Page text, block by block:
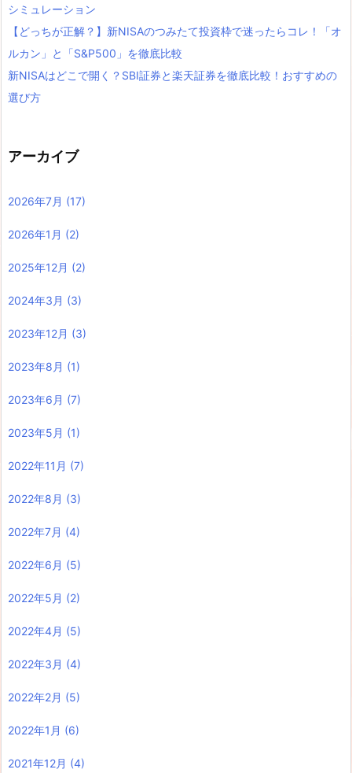
シミュレーション
【どっちが正解？】新NISAのつみたて投資枠で迷ったらコレ！「オ
ルカン」と「S&P500」を徹底比較
新NISAはどこで開く？SBI証券と楽天証券を徹底比較！おすすめの
選び方
アーカイブ
2026年7月 (17)
2026年1月 (2)
2025年12月 (2)
2024年3月 (3)
2023年12月 (3)
2023年8月 (1)
2023年6月 (7)
2023年5月 (1)
2022年11月 (7)
2022年8月 (3)
2022年7月 (4)
2022年6月 (5)
2022年5月 (2)
2022年4月 (5)
2022年3月 (4)
2022年2月 (5)
2022年1月 (6)
2021年12月 (4)